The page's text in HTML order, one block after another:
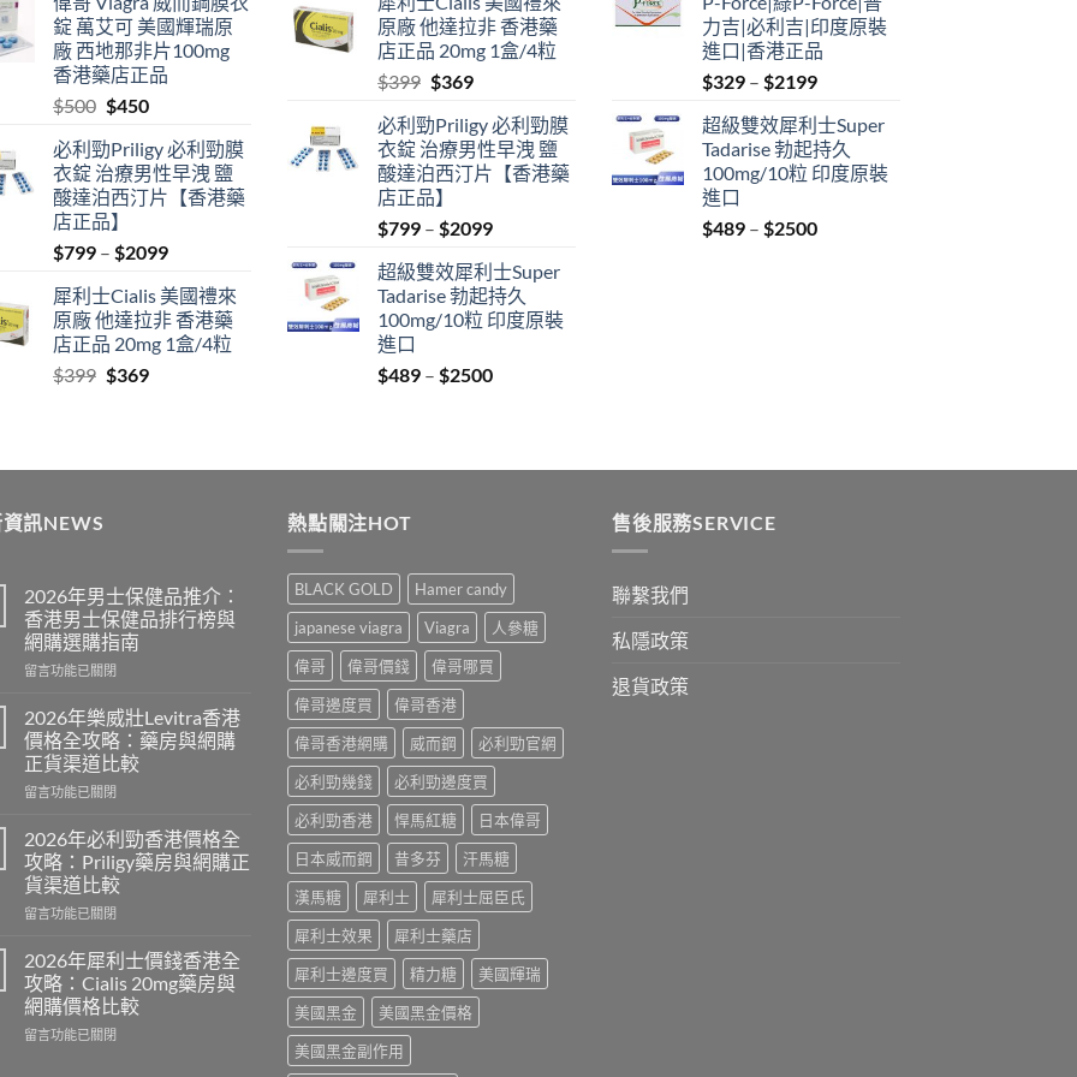
$489
through
$2500
錠 萬艾可 美國輝瑞原
廠 西地那非片100mg
香港藥店正品
$500 Original
was:
$500.
$450Current
is:
$450.
必利勁Priligy 必利勁膜
衣錠 治療男性早洩 鹽
酸達泊西汀片【香港藥
店正品】
$799 – $2099Price
$799
through
$2099
犀利士Cialis 美國禮來
原廠 他達拉非 香港藥
店正品 20mg 1盒/4粒
$399 Original
$369Current
was:
$500.
is:
$450.
原廠 他達拉非 香港藥
店正品 20mg 1盒/4粒
$399 Original
was:
$399.
$369Current
is:
$369.
必利勁Priligy 必利勁膜
衣錠 治療男性早洩 鹽
酸達泊西汀片【香港藥
店正品】
$799 – $2099Price
$799
through
$2099
超級雙效犀利士Super
Tadarise 勃起持久
100mg/10粒 印度原裝
進口
$489 – $2500Price
$2500
through
$2199
力吉|必利吉|印度原裝
進口|香港正品
$329 – $2199Price
$329
through
$2199
超級雙效犀利士Super
Tadarise 勃起持久
100mg/10粒 印度原裝
進口
$489 – $2500Price
訊NEWS
2026年男士保健品推介：
香港男士保健品排行榜與
網購選購指南
在
年
男
士
保
健
推
介：
香
港
男
保
健
品
排
行
留言功能已關閉
2026年樂威壯Levitra香港
價格全攻略：藥房與網購
正貨渠道比較
在
年
樂
威
壯
Levitra
港
價
格
全
攻
留言功能已關閉
2026年必利勁香港價格全
攻略：Priligy藥房與網購正
貨渠道比較
在
年
必
利
勁
香
留言功能已關閉
2026年犀利士價錢香港全
攻略：Cialis 20mg藥房與
網購價格比較
在
留言功能已關閉
熱點關注HOT
BLACK GOLD
Hamer candy
japanese viagra
Viagra
人參糖
偉哥
偉哥價錢
偉哥哪買
偉哥邊度買
偉哥香港
偉哥香港網購
威而鋼
必利勁官網
必利勁幾錢
必利勁邊度買
必利勁香港
悍馬紅糖
日本偉哥
日本威而鋼
昔多芬
汗馬糖
漢馬糖
犀利士
犀利士屈臣氏
犀利士效果
犀利士藥店
犀利士邊度買
精力糖
美國輝瑞
美國黑金
美國黑金價格
美國黑金副作用
售後服務SERVICE
聯繫我們
私隱政策
退貨政策